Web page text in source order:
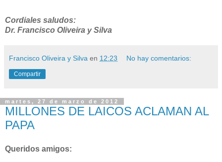
Cordiales saludos:
Dr. Francisco Oliveira y Silva
Francisco Oliveira y Silva en 12:23 No hay comentarios:
Compartir
martes, 27 de marzo de 2012
MILLONES DE LAICOS ACLAMAN AL
PAPA
Queridos amigos: